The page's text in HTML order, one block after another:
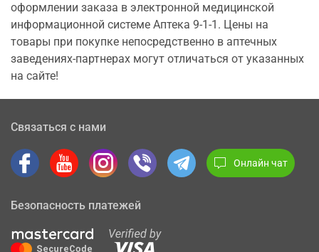
оформлении заказа в электронной медицинской
информационной системе Аптека 9-1-1. Цены на
товары при покупке непосредственно в аптечных
заведениях-партнерах могут отличаться от указанных
на сайте!
Связаться с нами
Онлайн чат
Безопасность платежей